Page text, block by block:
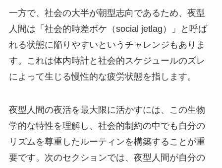
一方で、社会の大半が朝型志向であるため、夜型
人間は「社会的時差ボケ（social jetlag）」と呼ば
れる状態に陥りやすいというチャレンジもありま
す。これは体内時計と社会的スケジュールのズレ
によって生じる慢性的な疲労状態を指します。
夜型人間の夜活を最大限に活かすには、この生物
学的な特性を理解し、社会的制約の中でも自分の
リズムを尊重したルーティンを構築することが重
要です。次のセクションでは、夜型人間が自分の